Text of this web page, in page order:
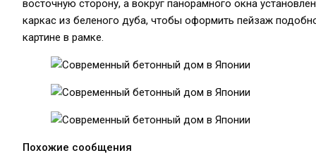
восточную сторону, а вокруг панорамного окна установлен
каркас из беленого дуба, чтобы оформить пейзаж
картине в рамке.
Похожие сообщения